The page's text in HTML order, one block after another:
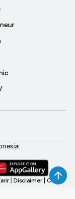
Disclaimer CNBC
Company